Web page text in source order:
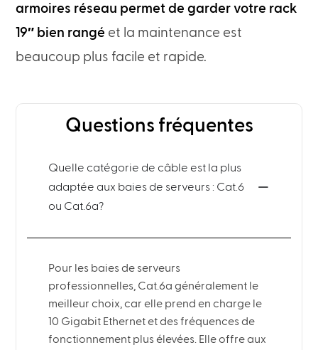
armoires réseau permet de garder votre rack
19″ bien rangé et la maintenance est
beaucoup plus facile et rapide.
Questions fréquentes
Quelle catégorie de câble est la plus
adaptée aux baies de serveurs : Cat.6
ou Cat.6a?
Pour les baies de serveurs
professionnelles, Cat.6a généralement le
meilleur choix, car elle prend en charge le
10 Gigabit Ethernet et des fréquences de
fonctionnement plus élevées. Elle offre aux